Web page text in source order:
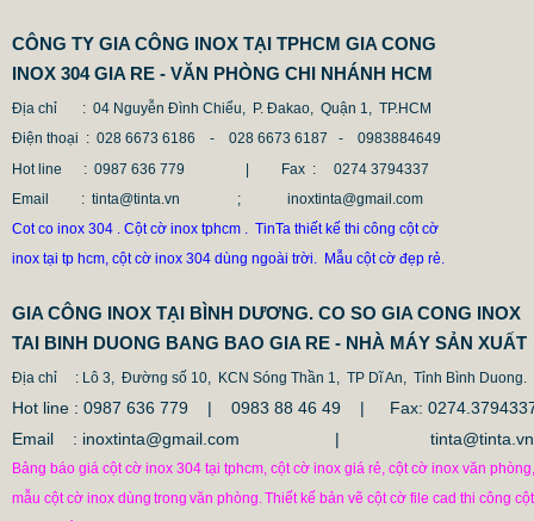
CÔNG TY GIA CÔNG INOX TẠI TPHCM GIA CONG
INOX 304 GIA RE - VĂN PHÒNG CHI NHÁNH HCM
Địa chỉ
: 04 Nguyễn Đình Chiểu, P. Đakao, Quận 1, TP.HCM
Điện thoại : 028 6673 6186 - 028 6673 6187 -
0983884649
Hot line
: 0987 636 779 | Fax :
0274 3794337
Email
: tinta@tinta.vn ; inoxtinta@gmail.com
Cot co inox 304 . Cột cờ inox tphcm . TinTa thiết kế thi công cột cờ
inox tại tp hcm, cột cờ inox 304 dùng ngoài trời. Mẫu cột cờ đẹp rẻ.
GIA CÔNG INOX TẠI BÌNH DƯƠNG. CO SO GIA CONG INOX
TAI BINH DUONG BANG BAO GIA RE - NHÀ MÁY SẢN XUẤT
Địa chỉ : Lô 3, Đường số 10, KCN Sóng Thần 1, TP Dĩ An, Tỉnh Bình Duong.
Hot line : 0987 636 779 | 0983 88 46 49 |
Fax:
Email : inoxtinta@gmail.com | tinta@tinta.vn
Bảng báo giá cột cờ inox 304 tại tphcm, cột cờ inox giá rẻ, cột cờ inox văn phòng,
mẫu cột cờ inox dùng trong văn phòng.Thiết kế bản vẽ cột cờ file cad thi công cột